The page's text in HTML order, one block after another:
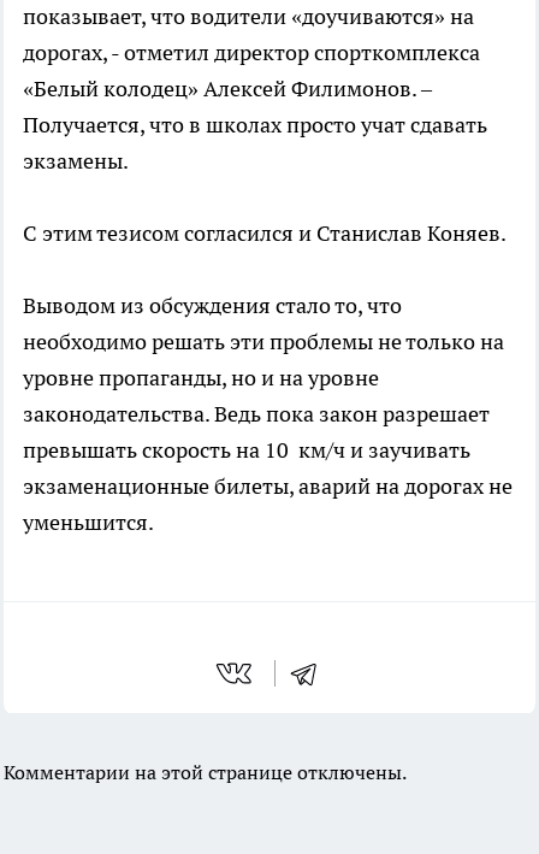
показывает, что водители «доучиваются» на
дорогах, - отметил директор спорткомплекса
«Белый колодец» Алексей Филимонов. –
Получается, что в школах просто учат сдавать
экзамены.
С этим тезисом согласился и Станислав Коняев.
Выводом из обсуждения стало то, что
необходимо решать эти проблемы не только на
уровне пропаганды, но и на уровне
законодательства. Ведь пока закон разрешает
превышать скорость на 10 км/ч и заучивать
экзаменационные билеты, аварий на дорогах не
уменьшится.
Комментарии на этой странице отключены.